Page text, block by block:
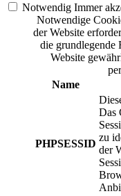
Notwendig Immer
Notwendige
der Website
die grundlegende
Website
Name
PHPSESSID
Das
zu
der